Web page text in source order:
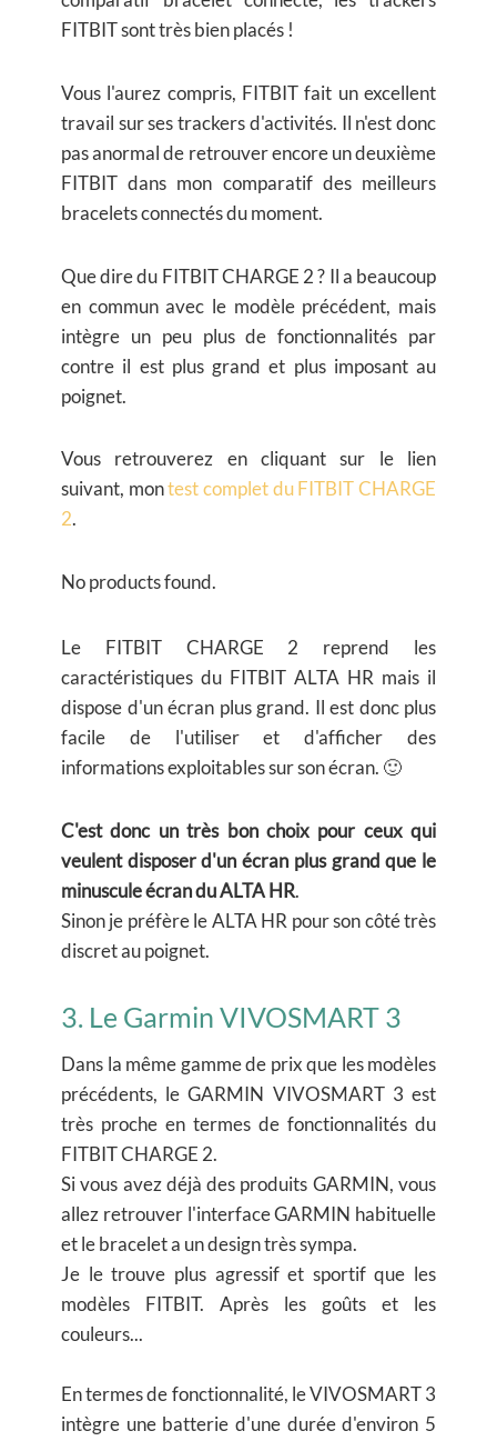
FITBIT sont très bien placés !
Vous l'aurez compris, FITBIT fait un excellent
travail sur ses trackers d'activités. Il n'est donc
pas anormal de retrouver encore un deuxième
FITBIT dans mon comparatif des meilleurs
bracelets connectés du moment.
Que dire du FITBIT CHARGE 2 ? Il a beaucoup
en commun avec le modèle précédent, mais
intègre un peu plus de fonctionnalités par
contre il est plus grand et plus imposant au
poignet.
Vous retrouverez en cliquant sur le lien
suivant, montest complet du FITBIT CHARGE
2.
No products found.
Le FITBIT CHARGE 2 reprend les
caractéristiques du FITBIT ALTA HR mais il
dispose d'un écran plus grand. Il est donc plus
facile de l'utiliser et d'afficher des
informations exploitables sur son écran. 🙂
C'est donc un très bon choix pour ceux qui
veulent disposer d'un écran plus grand que le
minuscule écran du ALTA HR.
Sinon je préfère le ALTA HR pour son côté très
discret au poignet.
3. Le Garmin VIVOSMART 3
Dans la même gamme de prix que les modèles
précédents, le GARMIN VIVOSMART 3 est
très proche en termes de fonctionnalités du
FITBIT CHARGE 2.
Si vous avez déjà des produits GARMIN, vous
allez retrouver l'interface GARMIN habituelle
et le bracelet a un design très sympa.
Je le trouve plus agressif et sportif que les
modèles FITBIT. Après les goûts et les
couleurs...
En termes de fonctionnalité, le VIVOSMART 3
intègre une batterie d'une durée d'environ 5